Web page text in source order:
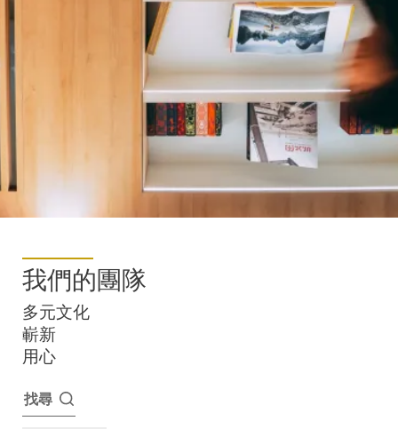
我們的團隊
多元文化
嶄新
用心
找尋